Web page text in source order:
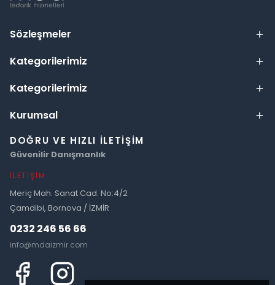
Sözleşmeler
Kategorilerimiz
Kategorilerimiz
Kurumsal
DOĞRU VE HIZLI İLETIŞIM
Güvenilir Danışmanlık
İLETIŞIM
Meriç Mah. Sanat Cad. No:4/2
Çamdibi, Bornova / İZMİR
0232 246 56 66
info@mdaizmir.com